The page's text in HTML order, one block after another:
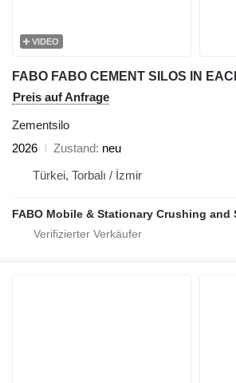
VIDEO
Preis auf Anfrage
Zementsilo
2026
Zustand neu
Türkei, Torbalı / İzmir